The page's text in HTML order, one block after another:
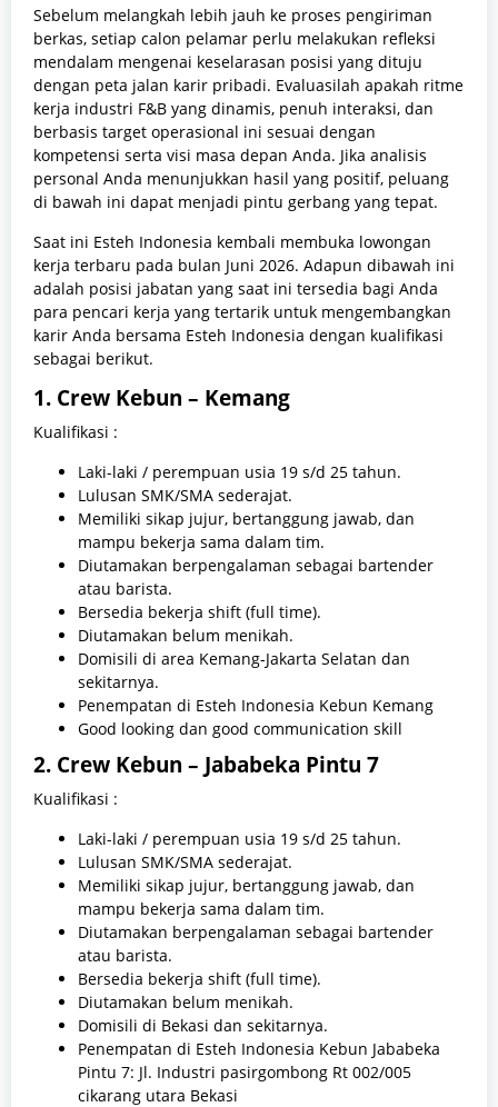
Sebelum melangkah lebih jauh ke proses pengiriman
berkas, setiap calon pelamar perlu melakukan refleksi
mendalam mengenai keselarasan posisi yang dituju
dengan peta jalan karir pribadi. Evaluasilah apakah ritme
kerja industri F&B yang dinamis, penuh interaksi, dan
berbasis target operasional ini sesuai dengan
kompetensi serta visi masa depan Anda. Jika analisis
personal Anda menunjukkan hasil yang positif, peluang
di bawah ini dapat menjadi pintu gerbang yang tepat.
Saat ini Esteh Indonesia kembali membuka lowongan
kerja terbaru pada bulan Juni 2026. Adapun dibawah ini
adalah posisi jabatan yang saat ini tersedia bagi Anda
para pencari kerja yang tertarik untuk mengembangkan
karir Anda bersama Esteh Indonesia dengan kualifikasi
sebagai berikut.
1. Crew Kebun – Kemang
Kualifikasi :
Laki-laki / perempuan usia 19 s/d 25 tahun.
Lulusan SMK/SMA sederajat.
Memiliki sikap jujur, bertanggung jawab, dan
mampu bekerja sama dalam tim.
Diutamakan berpengalaman sebagai bartender
atau barista.
Bersedia bekerja shift (full time).
Diutamakan belum menikah.
Domisili di area Kemang-Jakarta Selatan dan
sekitarnya.
Penempatan di Esteh Indonesia Kebun Kemang
Good looking dan good communication skill
2. Crew Kebun – Jababeka Pintu 7
Kualifikasi :
Laki-laki / perempuan usia 19 s/d 25 tahun.
Lulusan SMK/SMA sederajat.
Memiliki sikap jujur, bertanggung jawab, dan
mampu bekerja sama dalam tim.
Diutamakan berpengalaman sebagai bartender
atau barista.
Bersedia bekerja shift (full time).
Diutamakan belum menikah.
Domisili di Bekasi dan sekitarnya.
Penempatan di Esteh Indonesia Kebun Jababeka
Pintu 7: Jl. Industri pasirgombong Rt 002/005
cikarang utara Bekasi